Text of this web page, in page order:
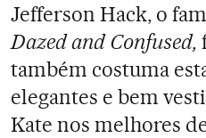
Jefferson Hack, o
Dazed and Confused,
também costuma
elegantes e bem
Kate nos melhores